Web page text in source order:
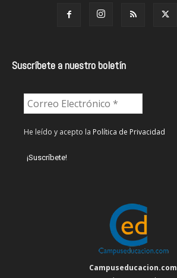
Suscríbete a nuestro boletín
He leído y acepto la Política de Privacidad
Campuseducacion.com